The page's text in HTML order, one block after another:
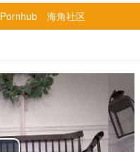
Pornhub 海角社区